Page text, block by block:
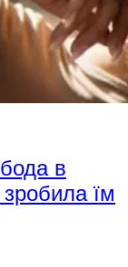
в
зробила їм